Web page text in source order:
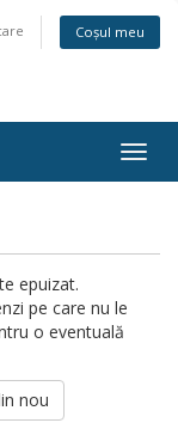
Coșul meu
epuizat.
pe care nu le
o eventuală
nou